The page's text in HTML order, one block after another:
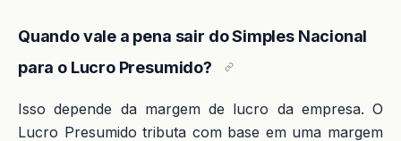
Quando vale a pena sair do Simples Nacional
para o Lucro Presumido?
Isso depende da margem de lucro da empresa. O
Lucro Presumido tributa com base em uma margem